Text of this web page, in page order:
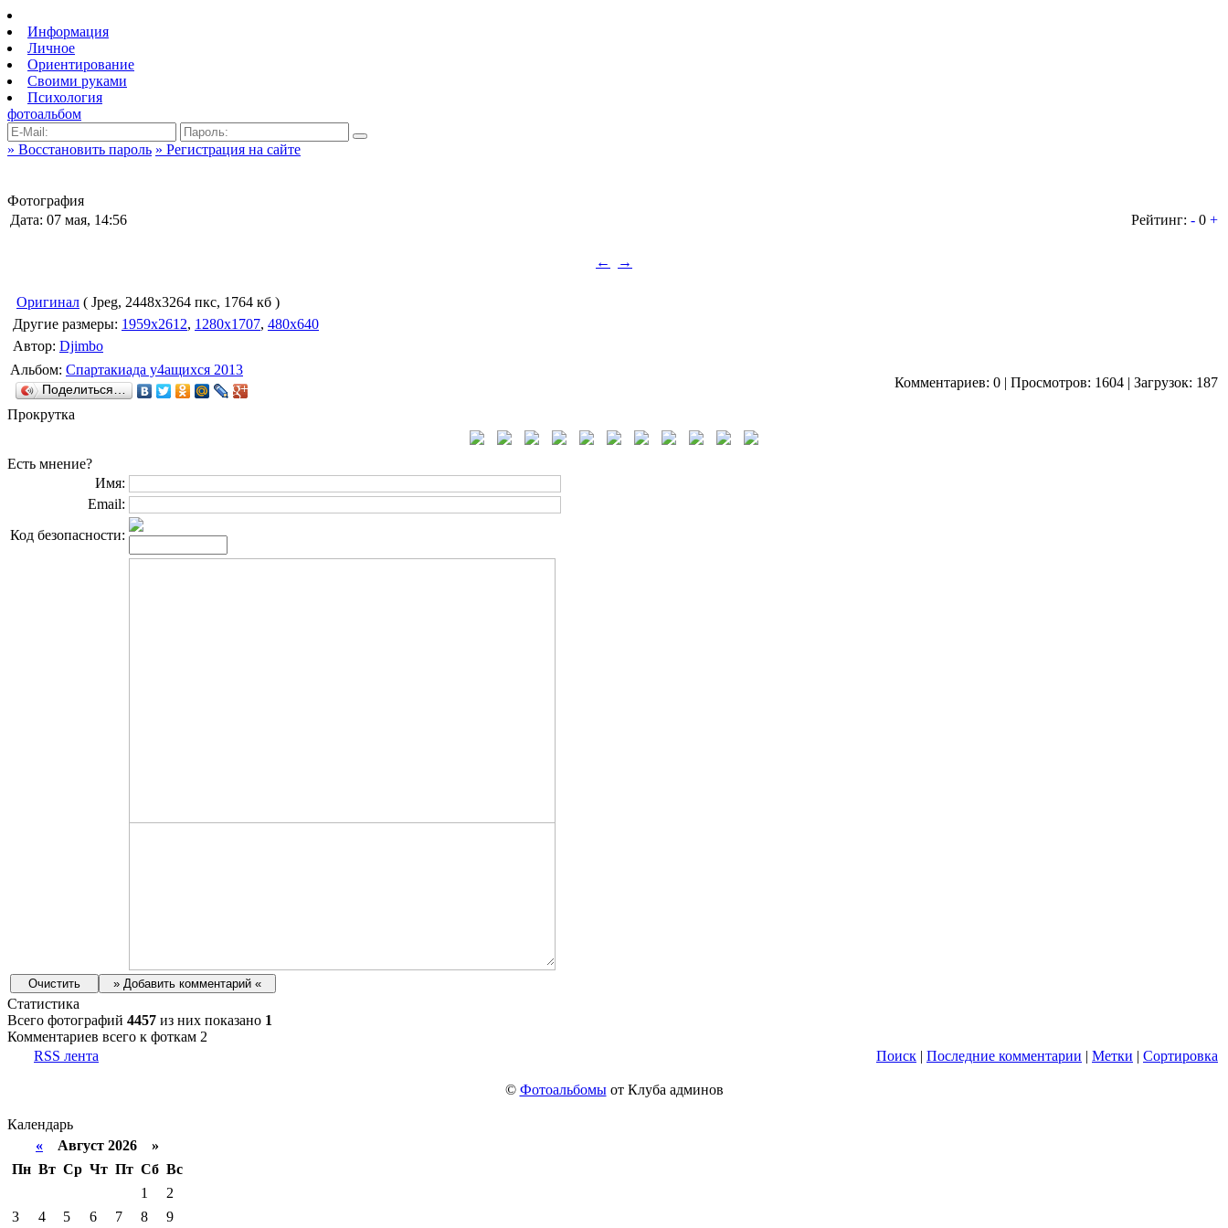
Информация
Личное
Ориентирование
Своими руками
Психология
фотоальбом
» Восстановить пароль » Регистрация на сайте
Фотография
Дата: 07 мая, 14:56
Рейтинг: - 0 +
← →
Оригинал ( Jpeg, 2448x3264 пкс, 1764 кб )
Другие размеры: 1959x2612, 1280x1707, 480x640
Автор: Djimbo
Альбом: Спартакиада у4ащихся 2013
Поделиться… Комментариев: 0 | Просмотров: 1604 | Загрузок: 187
Прокрутка
Есть мнение?
Имя:
Email:
Код безопасности:
Статистика
Всего фотографий 4457 из них показано 1
Комментариев всего к фоткам 2
RSS лента
Поиск | Последние комментарии | Метки | Сортировка
© Фотоальбомыот Клуба админов
Календарь
« Август 2026 »
Пн Вт Ср Чт Пт Сб Вс
1
2
3
4 5 6 7 8 9